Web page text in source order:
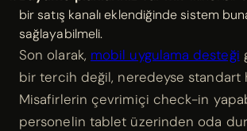
bir satış kanalı eklendiğinde sistem
sağlayabilmeli.
Son olarak, mobil uygulama desteği
bir tercih değil, neredeyse standart
Misafirlerin çevrimiçi check-in
personelin tablet üzerinden oda